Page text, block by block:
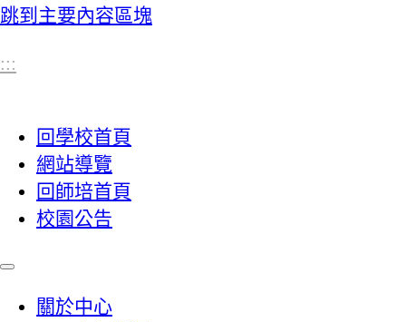
跳到主要內容區塊
:::
回學校首頁
網站導覽
回師培首頁
校園公告
關於中心